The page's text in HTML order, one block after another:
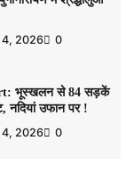
2026 0
भूस्खलन से 84 सड़कें
नदियां उफान पर !
2026 0